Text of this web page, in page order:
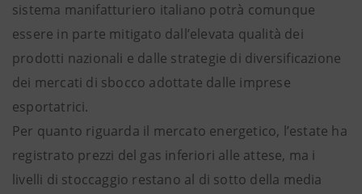
sistema manifatturiero italiano potrà comunque
essere in parte mitigato dall’elevata qualità dei
prodotti nazionali e dalle strategie di diversificazione
dei mercati di sbocco adottate dalle imprese
esportatrici.
Per quanto riguarda il mercato energetico, l’estate ha
registrato prezzi del gas inferiori alle attese, ma i
livelli di stoccaggio restano al di sotto della media